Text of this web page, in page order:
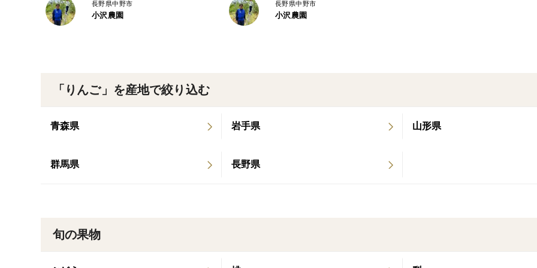
に関するお問合せにはお答えできかねます。
「りんご」を産地で絞り込む
青森県 岩手県 山形県
群馬県 長野県
旬の果物
長野県中野市
小沢農園
長野県中野市
小沢農園